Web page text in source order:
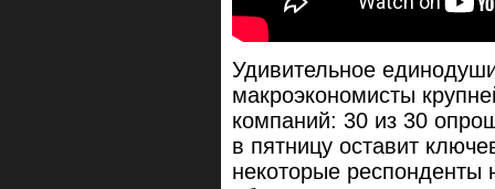
Удивительное
макроэкономисты
компаний: 30 из 30
в пятницу оставит
некоторые респонденты